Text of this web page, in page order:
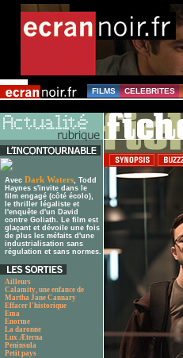
FILMS CELEBRITES
Avec Dark Waters, Todd
Haynes s'invite dans le
film engagé (côté écolo),
le thriller légaliste et
l'enquête d'un David
contre Goliath. Le film est
glaçant et dévoile une fois
de plus les méfaits d'une
industrialisation sans
régulation et sans normes.
Ailleurs
Calamity, une enfance de
Martha Jane Cannary
Effacer l'historique
Ema
Enorme
La daronne
Lux Æterna
Peninsula
Petit pays